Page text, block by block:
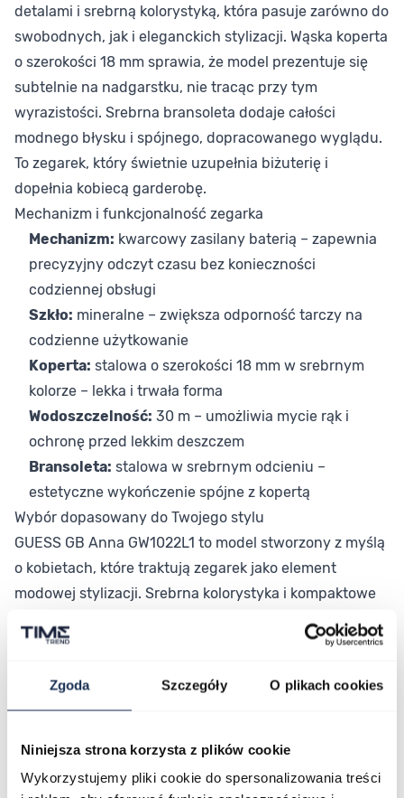
Zgoda Szczegóły O plikach cookies
Niniejsza strona korzysta z plików cookie
Wykorzystujemy pliki cookie do spersonalizowania treści
detalami i srebrną kolorystyką, która pasuje zarówno do
swobodnych, jak i eleganckich stylizacji. Wąska koperta
o szerokości 18 mm sprawia, że model prezentuje się
subtelnie na nadgarstku, nie tracąc przy tym
wyrazistości. Srebrna bransoleta dodaje całości
modnego błysku i spójnego, dopracowanego wyglądu.
To zegarek, który świetnie uzupełnia biżuterię i
dopełnia kobiecą garderobę.
Mechanizm i funkcjonalność zegarka
Mechanizm: kwarcowy zasilany baterią – zapewnia
precyzyjny odczyt czasu bez konieczności
codziennej obsługi
Szkło: mineralne – zwiększa odporność tarczy na
codzienne użytkowanie
Koperta: stalowa o szerokości 18 mm w srebrnym
kolorze – lekka i trwała forma
Wodoszczelność: 30 m – umożliwia mycie rąk i
ochronę przed lekkim deszczem
Bransoleta: stalowa w srebrnym odcieniu –
estetyczne wykończenie spójne z kopertą
Wybór dopasowany do Twojego stylu
GUESS GB Anna GW1022L1 to model stworzony z myślą
o kobietach, które traktują zegarek jako element
modowej stylizacji. Srebrna kolorystyka i kompaktowe
proporcje sprawiają, że zegarek łatwo zestawiać z
różnymi stylizacjami – od codziennych po wieczorowe.
Guess, łącząc elegancję z wyrazistym, modowym
Połączenie stylu i funkcjonalności
Guess GB Anna GW1022L1 to damski zegarek, który